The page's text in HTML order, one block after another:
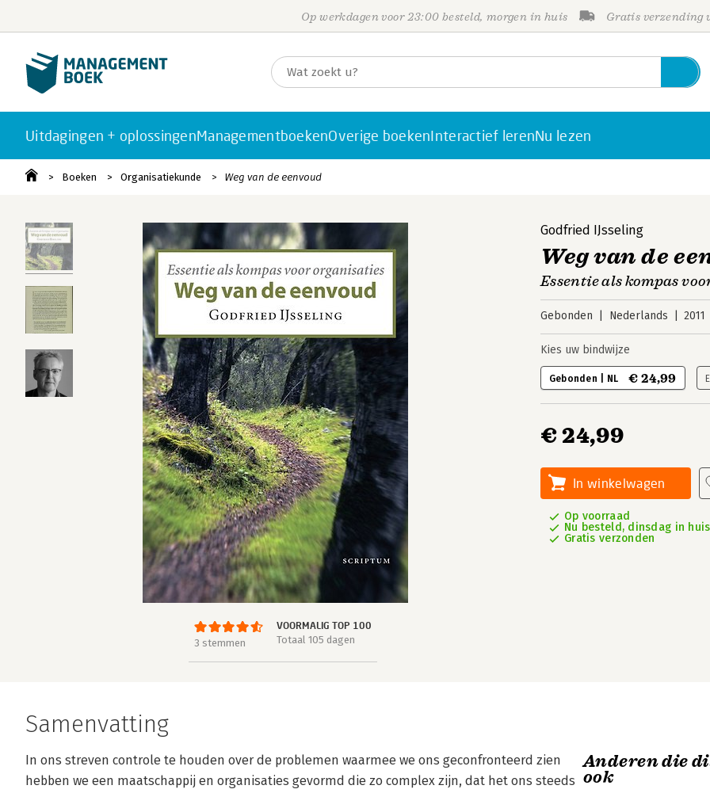
Op werkdagen voor 23:00 besteld, morgen in huis Gratis verzending
Uitdagingen + oplossingenManagementboekenOverige boekenInteractief lerenNu lezen
Boeken Organisatiekunde Weg van de eenvoud
3 stemmen
VOORMALIG TOP 100
Totaal 105 dagen
Godfried IJsseling
Weg van de
Essentie als kompas
Gebonden Nederlands 2011
Kies uw bindwijze
Gebonden | NL € 24,99
€ 24,99
In winkelwagen
Op voorraad
Nu besteld, dinsdag in huis
Gratis verzonden
Samenvatting
In ons streven controle te houden over de problemen waarmee we ons geconfronteerd zien
hebben we een maatschappij en organisaties gevormd die zo complex zijn, dat het ons steeds
Anderen die
ook